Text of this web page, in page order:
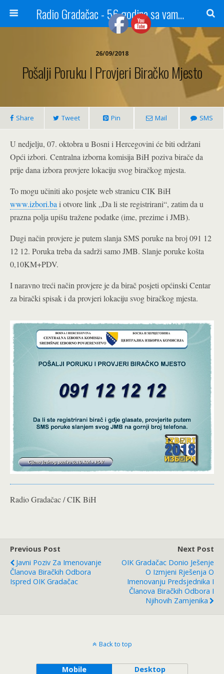
Radio Gradačac - 56 godina sa vama...
26/09/2018
Pošalji Poruku I Provjeri Biračko Mjesto
Share Tweet Pin Mail SMS
U nedjelju, 07. oktobra u Bosni i Hercegovini će biti održani
Opći izbori. Centralna izborna komisija BiH poziva birače da
prije dana izbora provjere lokaciju svog biračkog mjesta.
To mogu učiniti ako posjete web stranicu CIK BiH
www.izbori.ba i otvore link „Da li ste registrirani“, zatim da u
prazna polja upišu tražene podatke (ime, prezime i JMB).
Dugi način provjere je putem slanja SMS poruke na broj 091 12
12 12. Poruka treba da sadrži samo JMB. Slanje poruke košta
0,10KM+PDV.
I naravno treći način provjere je da birač posjeti općinski Centar
za birački spisak i da provjeri lokaciju svog biračkog mjesta.
Radio Gradačac / CIK BiH
Previous Post
Javni Poziv Za Imenovanje
Članova Biračkih Odbora
Ispred OIK Gradačac
Next Post
OIK Gradačac Donio Ješenje
O Izmjeni Rješenja O
Imenovanju Predsjednika I
Članova Biračkih Odbora I
Njihovih Zamjenika
Back to top
Mobile Desktop